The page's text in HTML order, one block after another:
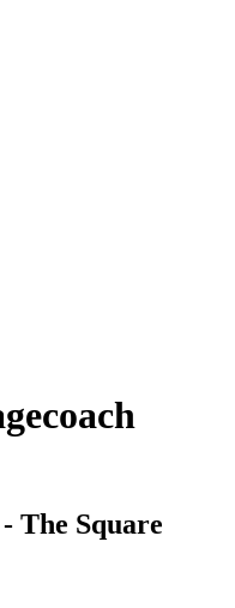
The Square